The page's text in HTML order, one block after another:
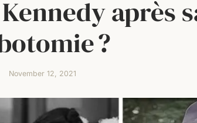
après
?
November 12, 2021